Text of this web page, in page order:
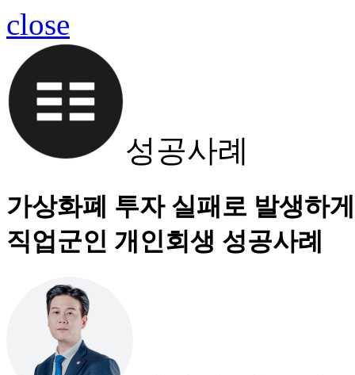
close
성공사례
가상화폐 투자 실패로 발생하
직업군인 개인회생 성공사례